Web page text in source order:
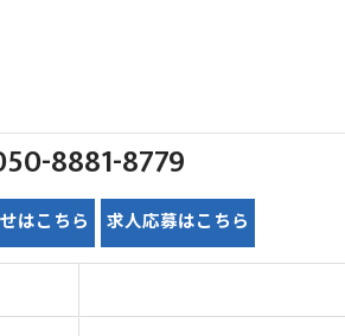
8881-8779
はこちら 求人応募はこちら